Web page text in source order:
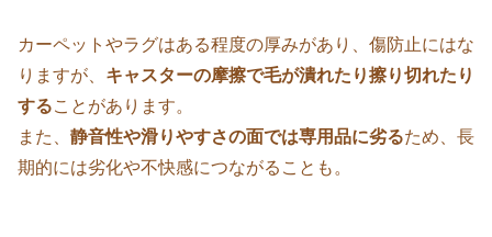
カーペットやラグはある程度の厚みがあり、傷防止にはな
りますが、 キャスターの摩擦で毛が潰れたり擦り切れたり
することがあります。
また、 静音性や滑りやすさの面では専用品に劣るため、長
期的には劣化や不快感につながることも。